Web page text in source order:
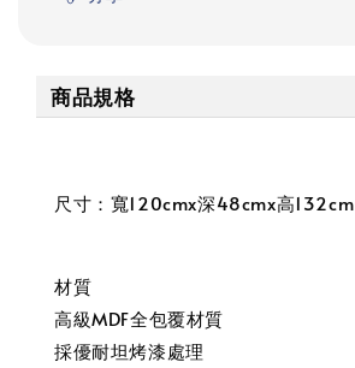
商品規格
尺寸：寬120cmx深48cmx高132cm
材質
高級MDF全包覆材質
採優耐坦烤漆處理